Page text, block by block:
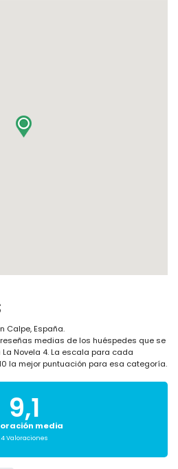
Calpe, España.
medias de los huéspedes que se
Novela 4. La escala para cada
la mejor puntuación para esa categoría.
9,1media
4 Valoraciones